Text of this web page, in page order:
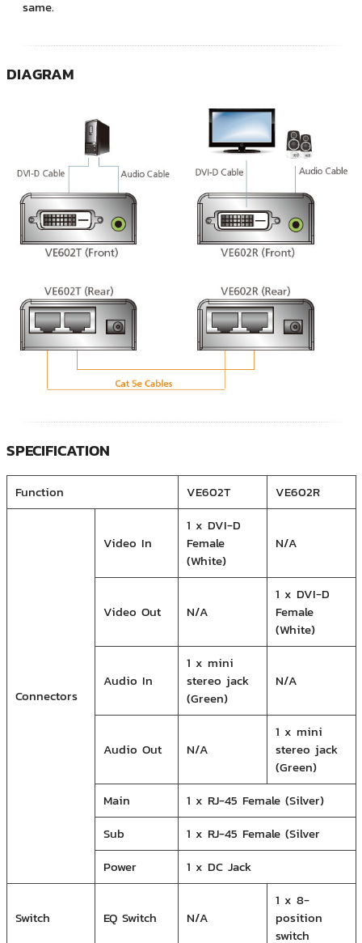
same.
DIAGRAM
SPECIFICATION
Function VE602T VE602R
Connectors
Video In
1 x DVI-D
Female
(White)
N/A
Video Out N/A
1 x DVI-D
Female
(White)
Audio In
1 x mini
stereo jack
(Green)
N/A
Audio Out N/A
1 x mini
stereo jack
(Green)
Main
1 x RJ-45 Female (Silver)
Sub
1 x RJ-45 Female (Silver
Power
1 x DC Jack
Switch EQ Switch N/A
1 x 8-
position
switch